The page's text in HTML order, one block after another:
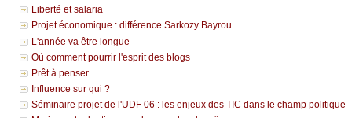
Liberté et salaria
Projet économique : différence Sarkozy Bayrou
L'année va être longue
Où comment pourrir l'esprit des blogs
Prêt à penser
Influence sur qui ?
Séminaire projet de l'UDF 06 : les enjeux des TIC dans le champ politique